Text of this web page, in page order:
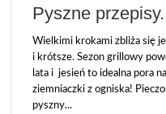
Pyszne przepisy.
Wielkimi krokami zbliża się
i krótsze. Sezon grillowy
lata i jesień to idealna pora
ziemniaczki z ogniska!
pyszny...